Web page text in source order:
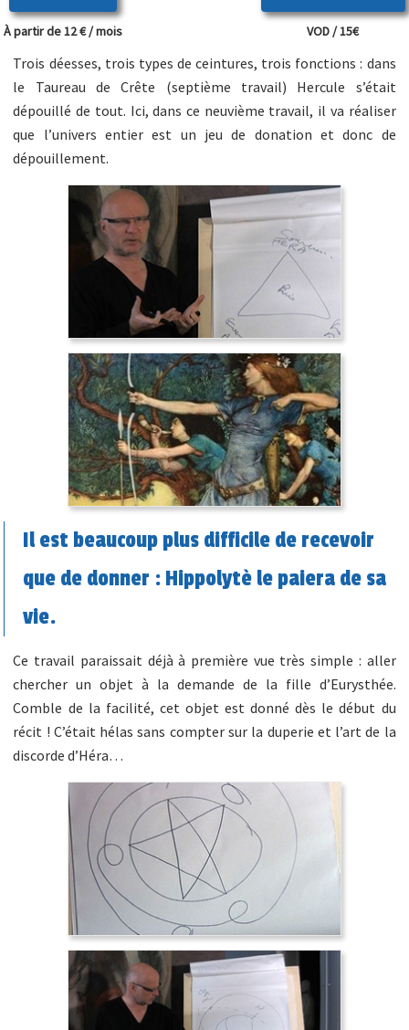
À partir de 12 € / mois VOD / 15€
Trois déesses, trois types de ceintures, trois fonctions : dans
le Taureau de Crête (septième travail) Hercule s’était
dépouillé de tout. Ici, dans ce neuvième travail, il va réaliser
que l’univers entier est un jeu de donation et donc de
dépouillement.
Il est beaucoup plus difficile de recevoir
que de donner : Hippolytè le paiera de sa
vie.
Ce travail paraissait déjà à première vue très simple : aller
chercher un objet à la demande de la fille d’Eurysthée.
Comble de la facilité, cet objet est donné dès le début du
récit ! C’était hélas sans compter sur la duperie et l’art de la
discorde d’Héra…